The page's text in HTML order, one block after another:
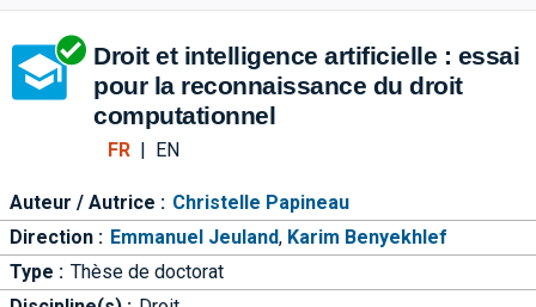
Aller directement à la barre
Droit et intelligence artificielle : essai
pour la reconnaissance du droit
computationnel
FR EN
Auteur / Autrice : Christelle Papineau
Direction : Emmanuel Jeuland, Karim Benyekhlef
Type : Thèse de doctorat